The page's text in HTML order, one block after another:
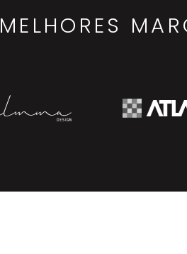
MELHORES